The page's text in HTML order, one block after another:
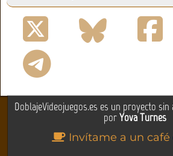
DoblajeVideojuegos.es es un proyecto
porYova Turnes
Invítame a un café